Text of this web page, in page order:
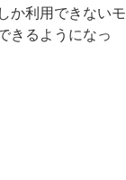
か利用できないモ
きるようになっ